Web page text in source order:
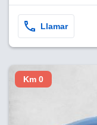
Llamar
Km 0